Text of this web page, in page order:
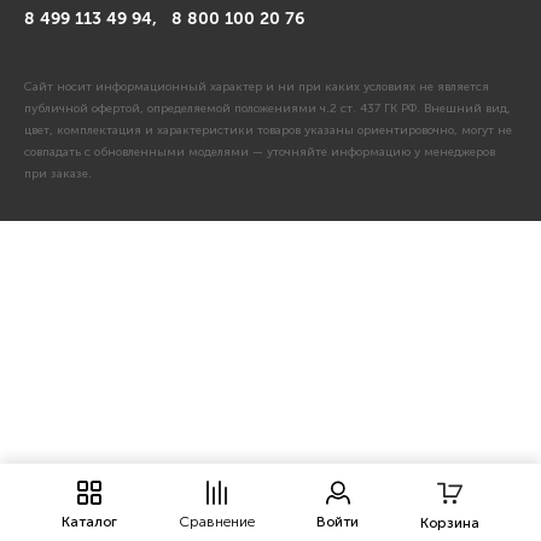
Каталог Сравнение Войти Корзина
8 499 113 49 94, 8 800 100 20 76
Сайт носит информационный характер и ни при каких условиях не является
публичной офертой, определяемой положениями ч.2 ст. 437 ГК РФ. Внешний вид,
цвет, комплектация и характеристики товаров указаны ориентировочно, могут не
совпадать с обновленными моделями — уточняйте информацию у менеджеров
при заказе.